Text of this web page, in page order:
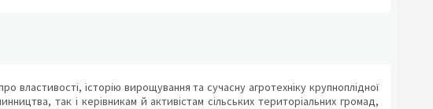
властивості, історію вирощування та сучасну агротехніку крупноплідної
так і керівникам й активістам сільських територіальних громад,